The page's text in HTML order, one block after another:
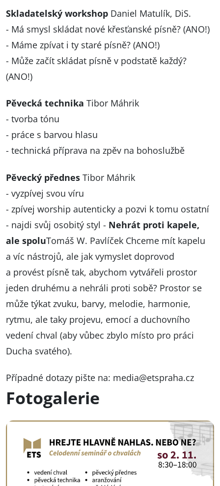
Skladatelský workshop Daniel Matulík, DiS.
- Má smysl skládat nové křesťanské písně? (ANO!)
- Máme zpívat i ty staré písně? (ANO!)
- Může začít skládat písně v podstatě každý?
(ANO!)
Pěvecká technika Tibor Máhrik
- tvorba tónu
- práce s barvou hlasu
- technická příprava na zpěv na bohoslužbě
Pěvecký přednes Tibor Máhrik
- vyzpívej svou víru
- zpívej worship autenticky a pozvi k tomu ostatní
- najdi svůj osobitý styl - Nehrát proti kapele,
ale spoluTomáš W. Pavlíček Chceme mít kapelu
a víc nástrojů, ale jak vymyslet doprovod
a provést písně tak, abychom vytvářeli prostor
jeden druhému a nehráli proti sobě? Prostor se
může týkat zvuku, barvy, melodie, harmonie,
rytmu, ale taky projevu, emocí a duchovního
vedení chval (aby vůbec zbylo místo pro práci
Ducha svatého).
Případné dotazy pište na: media@etspraha.cz
Fotogalerie